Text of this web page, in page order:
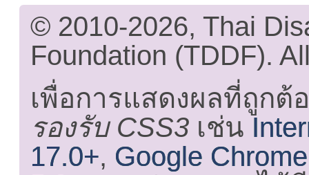
© 2010-2026, Thai
Foundation (TDDF).
เพื่อการแสดงผลที่ถูกต้
รองรับ CSS3 เช่น
17.0+, Google